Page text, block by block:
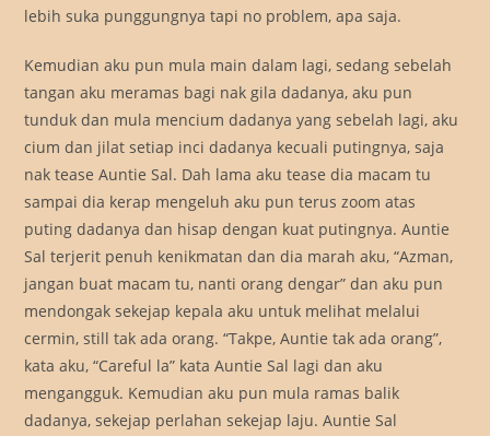
lebih suka punggungnya tapi no problem, apa saja.
Kemudian aku pun mula main dalam lagi, sedang sebelah
tangan aku meramas bagi nak gila dadanya, aku pun
tunduk dan mula mencium dadanya yang sebelah lagi, aku
cium dan jilat setiap inci dadanya kecuali putingnya, saja
nak tease Auntie Sal. Dah lama aku tease dia macam tu
sampai dia kerap mengeluh aku pun terus zoom atas
puting dadanya dan hisap dengan kuat putingnya. Auntie
Sal terjerit penuh kenikmatan dan dia marah aku, “Azman,
jangan buat macam tu, nanti orang dengar” dan aku pun
mendongak sekejap kepala aku untuk melihat melalui
cermin, still tak ada orang. “Takpe, Auntie tak ada orang”,
kata aku, “Careful la” kata Auntie Sal lagi dan aku
mengangguk. Kemudian aku pun mula ramas balik
dadanya, sekejap perlahan sekejap laju. Auntie Sal